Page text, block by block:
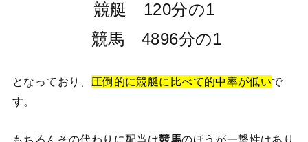
競艇 120分の1
競馬 4896分の1
となっており、 圧倒的に競艇に比べて的中率が低いで
す。